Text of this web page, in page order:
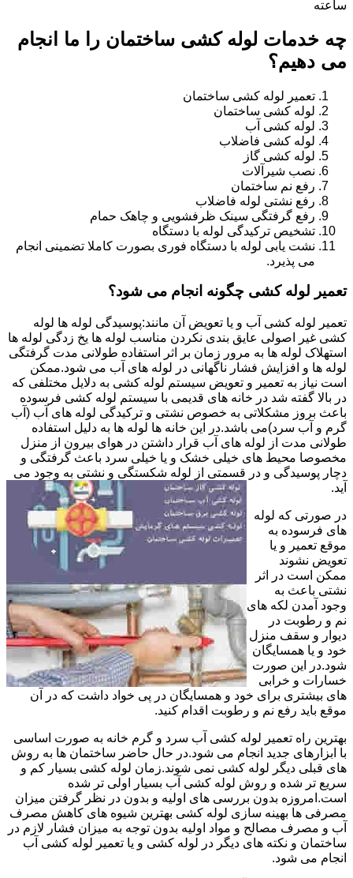
ساعته
چه خدمات لوله کشی ساختمان را ما انجام
می دهیم؟
تعمیر لوله کشی ساختمان
لوله کشی ساختمان
لوله کشی آب
لوله کشی فاضلاب
لوله کشی گاز
نصب شیرآلات
رفع نم ساختمان
رفع نشتی لوله فاضلاب
رفع گرفتگی سینک ظرفشویی و چاهک حمام
تشخیص ترکیدگی لوله با دستگاه
نشت یابی لوله با دستگاه فوری بصورت کاملا تضمینی انجام
می پذیرد.
تعمیر لوله کشی چگونه انجام می شود؟
تعمیر لوله کشی آب و یا تعویض آن مانند:پوسیدگی لوله ها لوله
کشی غیر اصولی عایق بندی نکردن مناسب لوله ها یخ زدگی لوله ها
استهلاک لوله ها به مرور زمان بر اثر استفاده طولانی مدت گرفتگی
لوله ها و افزایش فشار ناگهانی در لوله های آب می شود.ممکن
است نیاز به تعمیر و تعویض سیستم لوله کشی به دلایل مختلفی که
در بالا گفته شد در خانه های قدیمی با سیستم لوله کشی فرسوده
باعث بروز مشکلاتی به خصوص نشتی و ترکیدگی لوله های آب (آب
گرم و آب سرد)می باشد.در این خانه ها لوله ها به دلیل استفاده
طولانی مدت از لوله های آب قرار داشتن در هوای بیرون از منزل
مخصوصا محیط های خیلی خشک و یا خیلی سرد باعث گرفتگی و
دچار پوسیدگی و در قسمتی از لوله شکستگی و نشتی به وجود می
آید.
در صورتی که لوله
های فرسوده به
موقع تعمیر و یا
تعویض نشوند
ممکن است در اثر
نشتی باعث به
وجود آمدن لکه های
نم و رطوبت در
دیوار و سقف منزل
خود و یا همسایگان
شود.در این صورت
خسارات و خرابی
های بیشتری برای خود و همسایگان در پی خواد داشت که در آن
موقع باید رفع نم و رطوبت اقدام کنید.
بهترین راه تعمیر لوله کشی آب سرد و گرم خانه به صورت اساسی
با ابزارهای جدید انجام می شود.در حال حاضر ساختمان ها به روش
های قبلی دیگر لوله کشی نمی شوند.زمان لوله کشی بسیار کم و
سریع تر شده و روش لوله کشی آب بسیار اولی تر شده
است.امروزه بدون بررسی های اولیه و بدون در نظر گرفتن میزان
مصرفی ها بهینه سازی لوله کشی بهترین شیوه های کاهش مصرف
آب و مصرف مصالح و مواد اولیه بدون توجه به میزان فشار لازم در
ساختمان و نکته های دیگر در لوله کشی و یا تعمیر لوله کشی آب
انجام می شود.